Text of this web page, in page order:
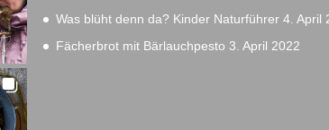
Was blüht denn da? Kinder Naturführer 4. April
Fächerbrot mit Bärlauchpesto 3. April 2022